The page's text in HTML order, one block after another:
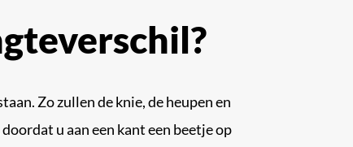
Zo zullen de knie, de heupen en
u aan een kant een beetje op